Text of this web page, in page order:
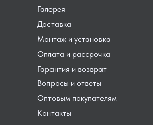
Гарантия и возврат
Монтаж и установка
Доставка
Оплата и рассрочка
Оптовым покупателям
Контакты
Вопросы и ответы
Галерея